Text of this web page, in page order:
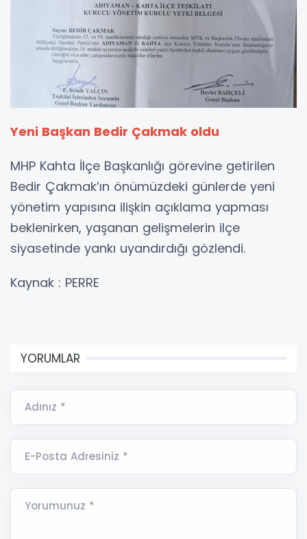
Yeni Başkan Bedir Çakmak oldu
MHP Kahta İlçe Başkanlığı görevine getirilen
Bedir Çakmak’ın önümüzdeki günlerde yeni
yönetim yapısına ilişkin açıklama yapması
beklenirken, yaşanan gelişmelerin ilçe
siyasetinde yankı uyandırdığı gözlendi.
Kaynak : PERRE
YORUMLAR
Adınız *
E-Posta Adresiniz *
Yorumunuz *